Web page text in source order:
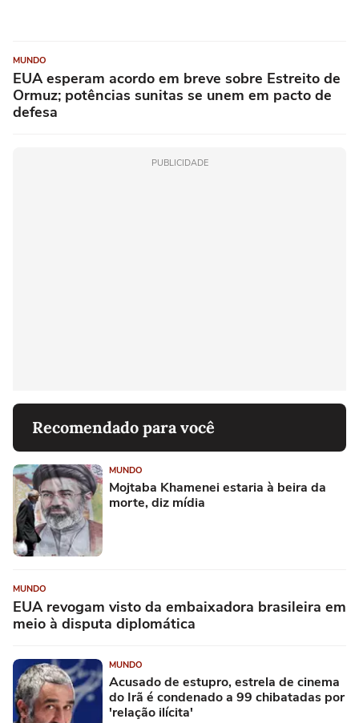
MUNDO
EUA esperam acordo em breve sobre Estreito de
Ormuz; potências sunitas se unem em pacto de
defesa
PUBLICIDADE
Recomendado para você
MUNDO
Mojtaba Khamenei estaria à beira da
morte, diz mídia
MUNDO
EUA revogam visto da embaixadora brasileira em
meio à disputa diplomática
MUNDO
Acusado de estupro, estrela de cinema
do Irã é condenado a 99 chibatadas por
'relação ilícita'